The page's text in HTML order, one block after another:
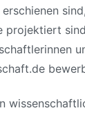
projektiert